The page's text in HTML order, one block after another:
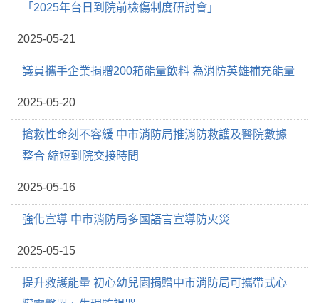
「2025年台日到院前檢傷制度研討會」
2025-05-21
議員攜手企業捐贈200箱能量飲料 為消防英雄補充能量
2025-05-20
搶救性命刻不容緩 中市消防局推消防救護及醫院數據
整合 縮短到院交接時間
2025-05-16
強化宣導 中市消防局多國語言宣導防火災
2025-05-15
提升救護能量 初心幼兒園捐贈中市消防局可攜帶式心